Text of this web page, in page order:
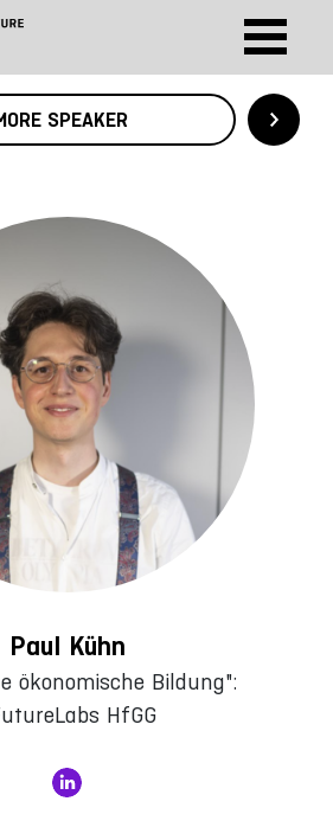
SPEAKER
Paul Kühn
ökonomische Bildung":
HfGG